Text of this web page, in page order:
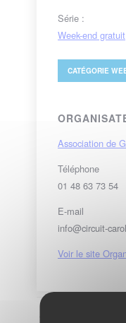
Série :
Week-end gratuit
CATÉGORIE
Association de
Téléphone
01 48 63 73 54
E-mail
info@circuit-
Voir le site